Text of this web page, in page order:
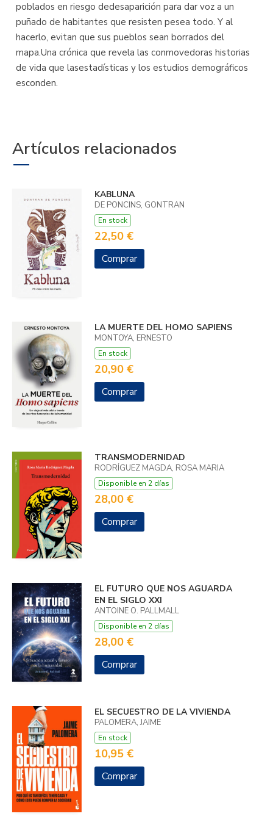
poblados en riesgo dedesaparición para dar voz a un
puñado de habitantes que resisten pesea todo. Y al
hacerlo, evitan que sus pueblos sean borrados del
mapa.Una crónica que revela las conmovedoras historias
de vida que lasestadísticas y los estudios demográficos
esconden.
Artículos relacionados
KABLUNA
DE PONCINS, GONTRAN
En stock
22,50 €
Comprar
LA MUERTE DEL HOMO SAPIENS
MONTOYA, ERNESTO
En stock
20,90 €
Comprar
TRANSMODERNIDAD
RODRÍGUEZ MAGDA, ROSA MARIA
Disponible en 2 días
28,00 €
Comprar
EL FUTURO QUE NOS AGUARDA
EN EL SIGLO XXI
ANTOINE O. PALLMALL
Disponible en 2 días
28,00 €
Comprar
EL SECUESTRO DE LA VIVIENDA
PALOMERA, JAIME
En stock
10,95 €
Comprar